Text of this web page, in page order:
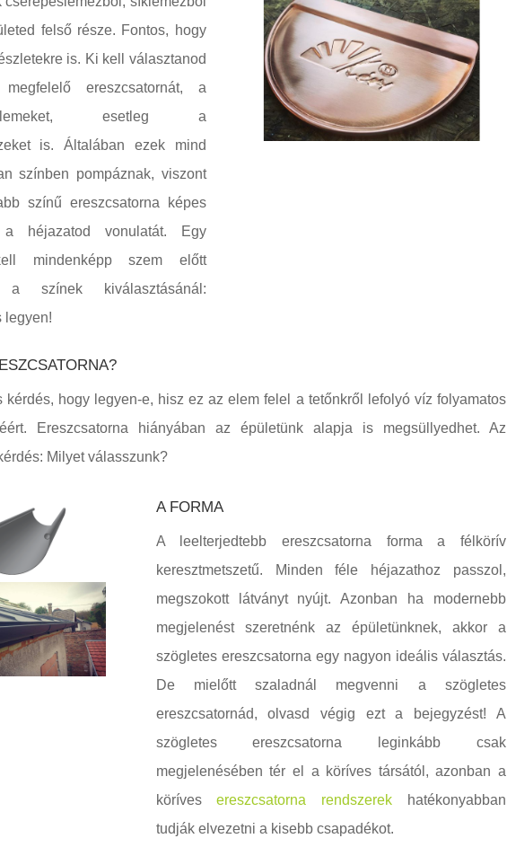
felső része. Fontos, hogy
is. Ki kell választanod
ereszcsatornát, a
esetleg a
is. Általában ezek mind
színben pompáznak, viszont
színű ereszcsatorna képes
a héjazatod vonulatát. Egy
mindenképp szem előtt
a színek kiválasztásánál:
legyen!
kérdés, hogy legyen-e, hisz ez az elem felel a tetőnkről lefolyó víz folyamatos
Ereszcsatorna hiányában az épületünk alapja is megsüllyedhet. Az
Milyet válasszunk?
A FORMA
A leelterjedtebb ereszcsatorna forma a félkörív
keresztmetszetű. Minden féle héjazathoz passzol,
megszokott látványt nyújt. Azonban ha modernebb
megjelenést szeretnénk az épületünknek, akkor a
szögletes ereszcsatorna egy nagyon ideális választás.
De mielőtt szaladnál megvenni a szögletes
ereszcsatornád, olvasd végig ezt a bejegyzést! A
szögletes ereszcsatorna leginkább csak
megjelenésében tér el a köríves társától, azonban a
körívesereszcsatorna rendszerek hatékonyabban
tudják elvezetni a kisebb csapadékot.